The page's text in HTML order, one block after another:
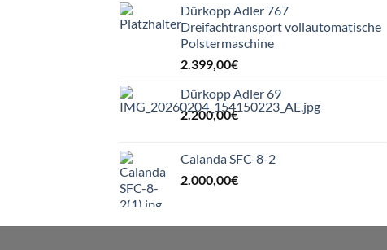
Dürkopp Adler 767
Dreifachtransport vollautomatische
Polstermaschine
2.399,00€
Dürkopp Adler 69
2.200,00€
Calanda SFC-8-2
2.000,00€